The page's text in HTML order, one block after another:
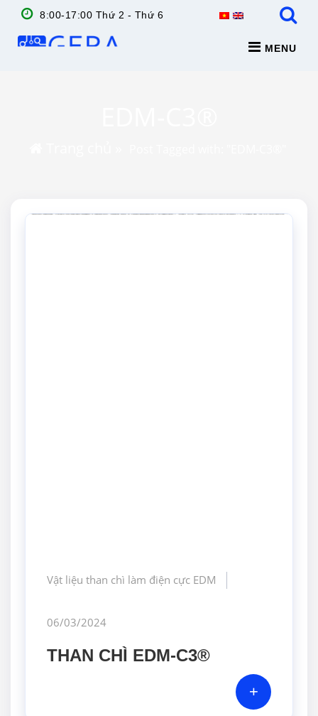
8:00-17:00 Thứ 2 - Thứ 6
MENU
Vật liệu than chì làm điện cực EDM
06/03/2024
THAN CHÌ EDM-C3®
+